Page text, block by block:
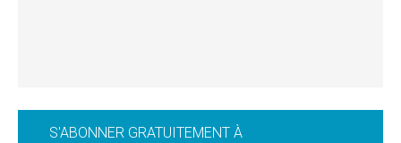
S'ABONNER GRATUITEMENT À